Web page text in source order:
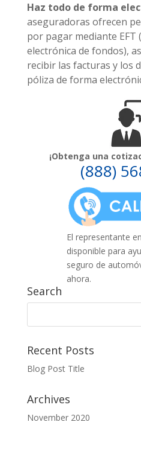
Haz todo de forma
aseguradoras ofrecen
por pagar mediante EFT
electrónica de fondos),
recibir las facturas y los
póliza de forma
¡Obtenga una
(888)
El representante
disponible para
seguro de
ahora.
Search
Recent Posts
Blog Post Title
Archives
November 2020